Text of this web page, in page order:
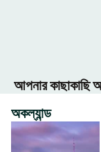
আপনার কাছাকাছি
অকল্যান্ড